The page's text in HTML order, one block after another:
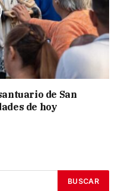
de San
de hoy